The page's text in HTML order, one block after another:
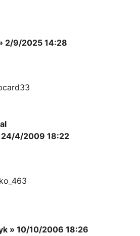
2/9/2025 14:28
24/4/2009 18:22
» 10/10/2006 18:26